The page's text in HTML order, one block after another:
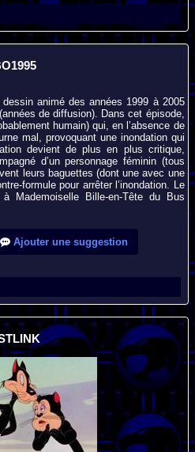
animé des années 1999 à 2005
de diffusion). Dans cet épisode,
humain) qui, en l’absence de
mal, provoquant une inondation qui
devient de plus en plus critique,
d’un personnage féminin (tous
leurs baguettes (dont une avec une
formule pour arrêter l’inondation. Le
Mademoiselle Bille-en-Tête du Bus
Ajouter une suggestion